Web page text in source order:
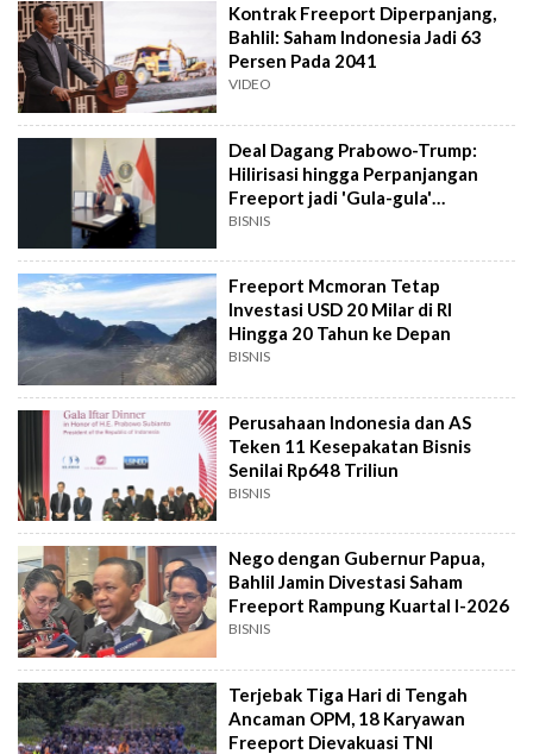
Kontrak Freeport Diperpanjang,
Bahlil: Saham Indonesia Jadi 63
Persen Pada 2041
VIDEO
Deal Dagang Prabowo-Trump:
Hilirisasi hingga Perpanjangan
Freeport jadi 'Gula-gula'
Pemerintah RI
BISNIS
Freeport Mcmoran Tetap
Investasi USD 20 Milar di RI
Hingga 20 Tahun ke Depan
BISNIS
Perusahaan Indonesia dan AS
Teken 11 Kesepakatan Bisnis
Senilai Rp648 Triliun
BISNIS
Nego dengan Gubernur Papua,
Bahlil Jamin Divestasi Saham
Freeport Rampung Kuartal I-2026
BISNIS
Terjebak Tiga Hari di Tengah
Ancaman OPM, 18 Karyawan
Freeport Dievakuasi TNI